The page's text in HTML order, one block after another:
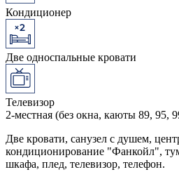
Кондиционер
Две односпальные кровати
Телевизор
2-местная (без окна, каюты 89, 95,
Две кровати, санузел с душем,
кондиционирование "Фанкойл",
шкафа, плед, телевизор, телефон.